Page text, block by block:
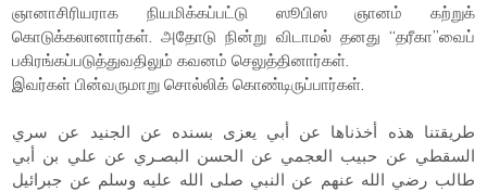
ஞானாசிரியராக நியமிக்கப்பட்டு ஸூபிஸ ஞானம் கற்றுக்
கொடுக்கலானார்கள். அதோடு நின்று விடாமல் தனது “தரீகா”வைப்
பகிரங்கப்படுத்துவதிலும் கவனம் செலுத்தினார்கள்.
இவர்கள் பின்வருமாறு சொல்லிக் கொண்டிருப்பார்கள்.
طريقتنا هذه أخذناها عن أبي يعزى بسنده عن الجنيد عن سري
السقطي عن حبيب العجمي عن الحسن البصـري عن علي بن أبي
طالب رضي الله عنهم عن النبي صلى الله عليه وسلم عن جبرائيل